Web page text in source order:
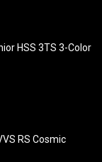
HSS 3TS 3-Color
RS Cosmic